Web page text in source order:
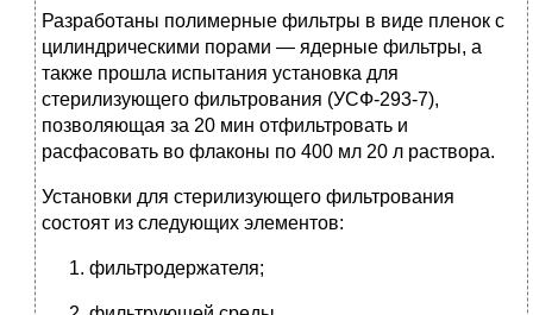
Разработаны полимерные фильтры в виде пленок с
цилиндрическими порами — ядерные фильтры, а
также прошла испытания установка для
стерилизующего фильтрования (УСФ-293-7),
позволяющая за 20 мин отфильтровать и
расфасовать во флаконы по 400 мл 20 л раствора.
Установки для стерилизующего фильтрования
состоят из следующих элементов:
фильтродержателя;